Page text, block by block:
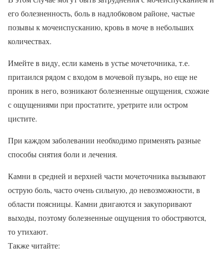
его болезненность, боль в надлобковом районе, частые
позывы к мочеиспусканию, кровь в моче в небольших
количествах.
Имейте в виду, если камень в устье мочеточника, т.е.
притаился рядом с входом в мочевой пузырь, но еще не
проник в него, возникают болезненные ощущения, схожие
с ощущениями при простатите, уретрите или остром
цистите.
При каждом заболевании необходимо применять разные
способы снятия боли и лечения.
Камни в средней и верхней части мочеточника вызывают
острую боль, часто очень сильную, до невозможности, в
области поясницы. Камни двигаются и закупоривают
выходы, поэтому болезненные ощущения то обостряются,
то утихают.
Также читайте: